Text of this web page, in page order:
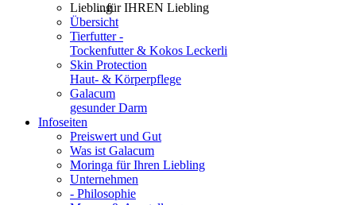
...für IHREN Liebling
Übersicht
Tierfutter -
Tockenfutter & Kokos Leckerli
Skin Protection
Haut- & Körperpflege
Galacum
gesunder Darm
Infoseiten
Preiswert und Gut
Was ist Galacum
Moringa für Ihren Liebling
Unternehmen
- Philosophie